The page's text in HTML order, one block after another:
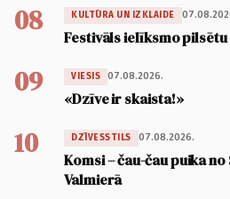
08 KULTŪRA UN IZKLAIDE
Festivāls ielīksmo pilsētu
09 VIESIS 07.08.2026.
«Dzīve ir skaista!»
10 DZĪVESSTILS 07.08.2026.
Komsi – čau-čau puika
Valmierā